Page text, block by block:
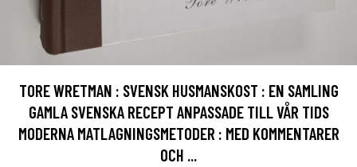
TORE WRETMAN : SVENSK HUSMANSKOST : EN SAMLING
GAMLA SVENSKA RECEPT ANPASSADE TILL VÅR TIDS
MODERNA MATLAGNINGSMETODER : MED KOMMENTARER
OCH ...